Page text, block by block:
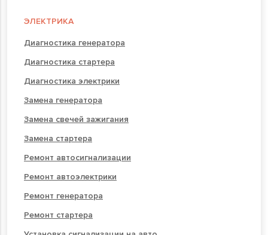
ЭЛЕКТРИКА
Диагностика генератора
Диагностика стартера
Диагностика электрики
Замена генератора
Замена свечей зажигания
Замена стартера
Ремонт автосигнализации
Ремонт автоэлектрики
Ремонт генератора
Ремонт стартера